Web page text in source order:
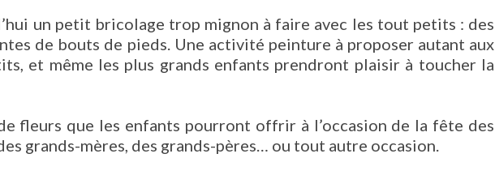
un petit bricolage trop mignon à faire avec les tout petits : des
de bouts de pieds. Une activité peinture à proposer autant aux
et même les plus grands enfants prendront plaisir à toucher la
fleurs que les enfants pourront offrir à l’occasion de la fête des
grands-mères, des grands-pères… ou tout autre occasion.